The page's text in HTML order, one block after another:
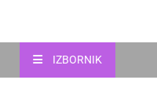
IZBORNIK